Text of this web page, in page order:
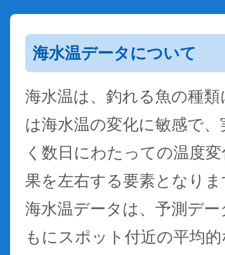
海水温データについて
海水温は、釣れる魚の種
は海水温の変化に敏感で
く数日にわたっての温度
果を左右する要素となり
海水温データは、予測デ
もにスポット付近の平均